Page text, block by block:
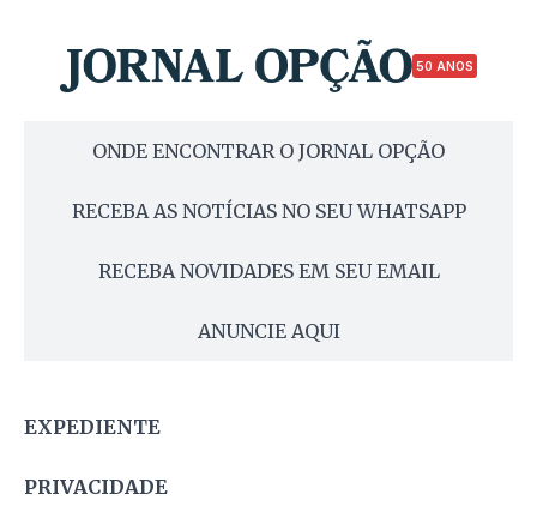
50 ANOS
ONDE ENCONTRAR O JORNAL OPÇÃO
RECEBA AS NOTÍCIAS NO SEU WHATSAPP
RECEBA NOVIDADES EM SEU EMAIL
ANUNCIE AQUI
EXPEDIENTE
PRIVACIDADE